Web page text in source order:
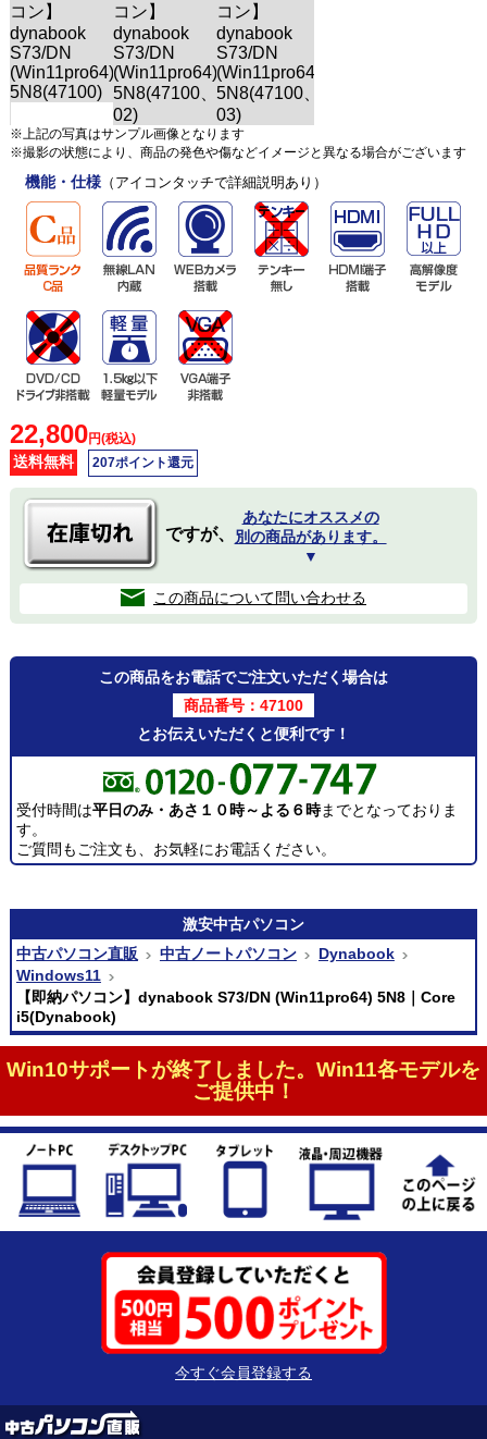
※上記の写真はサンプル画像となります
※撮影の状態により、商品の発色や傷などイメージと異なる場合がございます
機能・仕様（アイコンタッチで詳細説明あり）
22,800円(税込)
送料無料 207ポイント還元
ですが、
あなたにオススメの
別の商品があります。
▼
この商品について問い合わせる
この商品をお電話でご注文いただく場合は
商品番号：47100
とお伝えいただくと便利です！
受付時間は平日のみ・あさ１０時～よる６時までとなっておりま
す。
ご質問もご注文も、お気軽にお電話ください。
激安中古パソコン
中古パソコン直販
中古ノートパソコン
Dynabook
Windows11
【即納パソコン】dynabook S73/DN (Win11pro64) 5N8｜Core
i5(Dynabook)
Win10サポートが終了しました。Win11各モデルを
ご提供中！
今すぐ会員登録する